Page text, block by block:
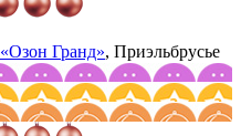
«Озон Гранд», Приэльбрусье